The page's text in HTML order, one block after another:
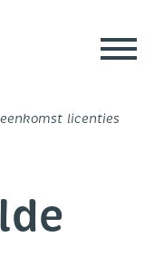
licenties